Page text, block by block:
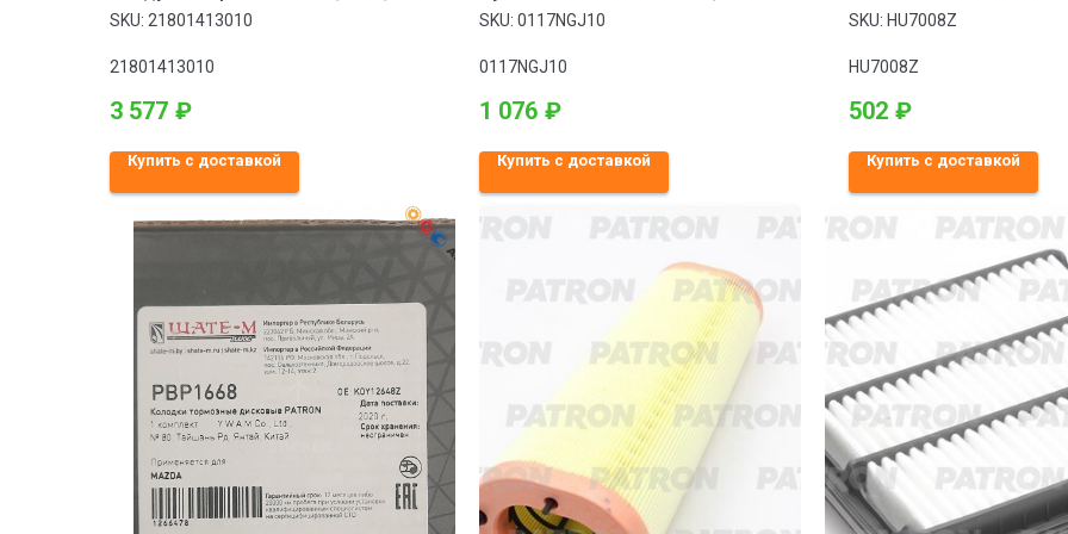
DELPHI
SKU: 21801413010
21801413010
3 577 ₽
Купить с доставкой
2019- 0117-NGJ10
SKU: 0117NGJ10
0117NGJ10
1 076 ₽
Купить с доставкой
SKU: HU7008Z
HU7008Z
502 ₽
Купить с доставкой